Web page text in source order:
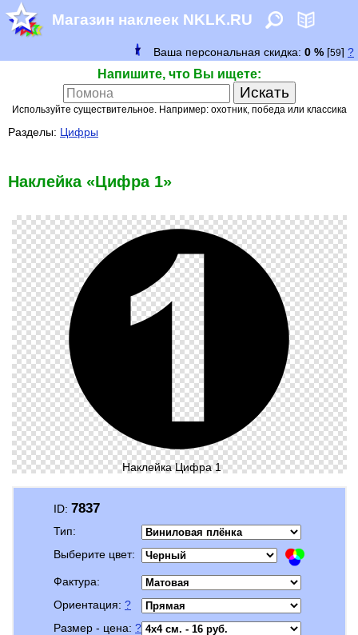
Магазин наклеек NKLK.RU
Напишите, что Вы ищете:
Используйте существительное. Например: охотник, победа или классика
Разделы: Цифры
Наклейка «Цифра 1»
Наклейка Цифра 1
ID: 7837
Тип:
Выберите цвет:
Фактура:
Ориентация: ?
Размер - цена: ?